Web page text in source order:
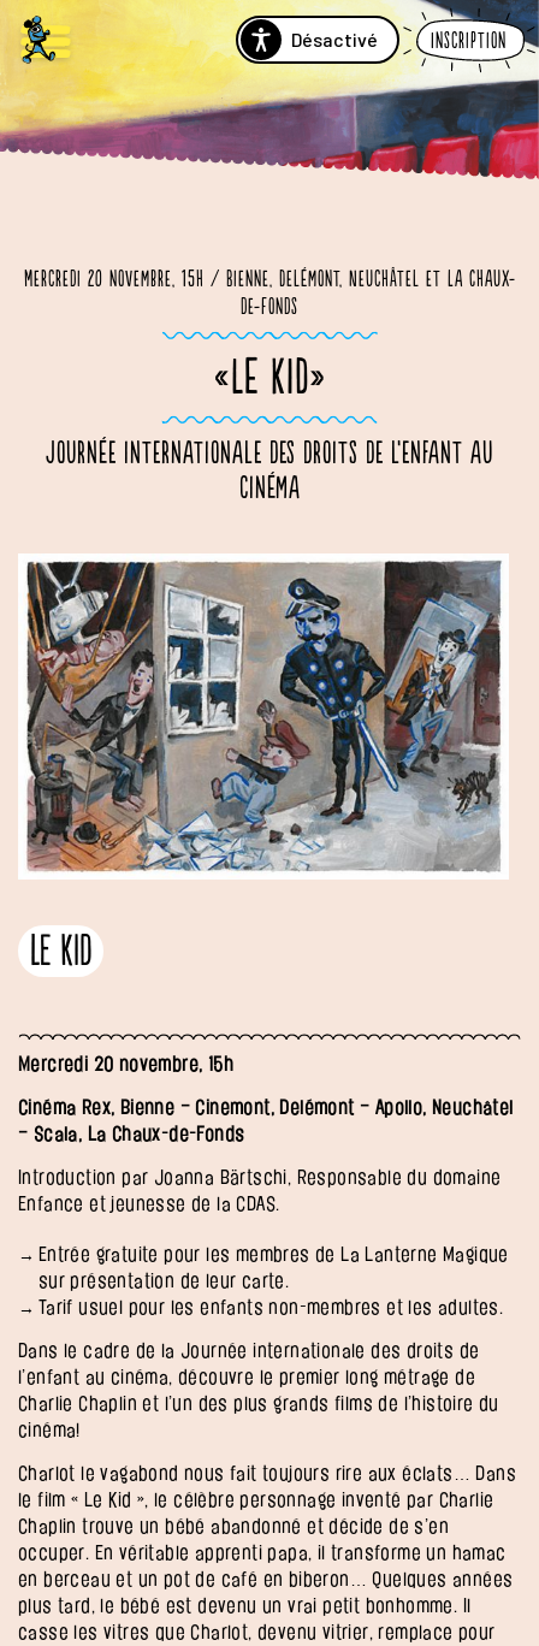
Désactivé Inscription
Mercredi 20 novembre, 15h / Bienne, Delémont, Neuchâtel et La Chaux-
de-Fonds
«LE KID»
Journée internationale des droits de l’enfant au
cinéma
Le Kid
Mercredi 20 novembre, 15h
Cinéma Rex, Bienne – Cinemont, Delémont – Apollo, Neuchâtel
– Scala, La Chaux-de-Fonds
Introduction par Joanna Bärtschi, Responsable du domaine
Enfance et jeunesse de la CDAS.
Entrée gratuite pour les membres de La Lanterne Magique
sur présentation de leur carte.
Tarif usuel pour les enfants non-membres et les adultes.
Dans le cadre de la Journée internationale des droits de
l’enfant au cinéma, découvre le premier long métrage de
Charlie Chaplin et l’un des plus grands films de l’histoire du
cinéma!
Charlot le vagabond nous fait toujours rire aux éclats… Dans
le film « Le Kid », le célèbre personnage inventé par Charlie
Chaplin trouve un bébé abandonné et décide de s’en
occuper. En véritable apprenti papa, il transforme un hamac
en berceau et un pot de café en biberon… Quelques années
plus tard, le bébé est devenu un vrai petit bonhomme. Il
casse les vitres que Charlot, devenu vitrier, remplace pour